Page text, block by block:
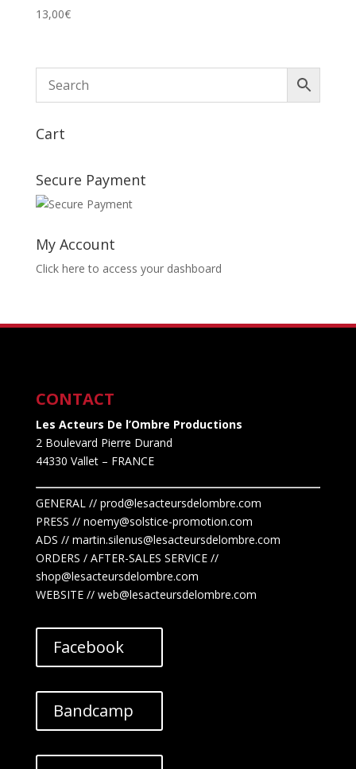
13,00€
Cart
Secure Payment
My Account
Click here to access your dashboard
CONTACT
Les Acteurs De l’Ombre Productions
2 Boulevard Pierre Durand
44330 Vallet– FRANCE
GENERAL // prod@lesacteursdelombre.com
PRESS // noemy@solstice-promotion.com
ADS // martin.silenus@lesacteursdelombre.com
ORDERS / AFTER-SALES SERVICE //
shop@lesacteursdelombre.com
WEBSITE // web@lesacteursdelombre.com
Facebook
Bandcamp